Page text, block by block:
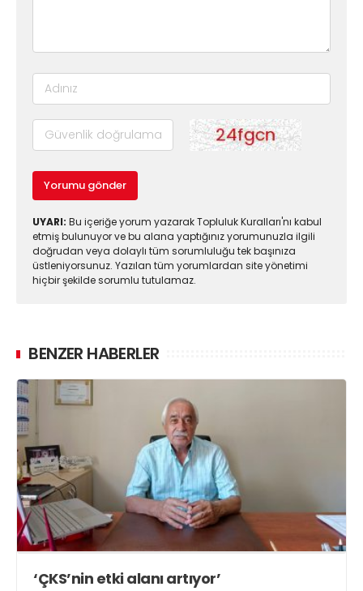
Yorumu gönder
UYARI: Bu içeriğe yorum yazarak Topluluk Kuralları'nı kabul
etmiş bulunuyor ve bu alana yaptığınız yorumunuzla ilgili
doğrudan veya dolaylı tüm sorumluluğu tek başınıza
üstleniyorsunuz. Yazılan tüm yorumlardan site yönetimi
hiçbir şekilde sorumlu tutulamaz.
BENZER HABERLER
‘ÇKS’nin etki alanı artıyor’